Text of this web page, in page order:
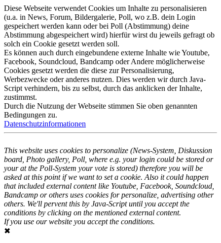
Diese Webseite verwendet Cookies um Inhalte zu personalisieren
(u.a. in News, Forum, Bildergalerie, Poll, wo z.B. dein Login
gespeichert werden kann oder bei Poll (Abstimmung) deine
Abstimmung abgespeichert wird) hierfür wirst du jeweils gefragt ob
solch ein Cookie gesetzt werden soll.
Es können auch durch eingebundene externe Inhalte wie Youtube,
Facebook, Soundcloud, Bandcamp oder Andere möglicherweise
Cookies gesetzt werden die diese zur Personalisierung,
Werbezwecke oder anderes nutzen. Dies werden wir durch Java-
Script verhindern, bis zu selbst, durch das anklicken der Inhalte,
zustimmst.
Durch die Nutzung der Webseite stimmen Sie oben genannten
Bedingungen zu.
Datenschutzinformationen
This website uses cookies to personalize (News-System, Diskussion
board, Photo gallery, Poll, where e.g. your login could be stored or
your at the Poll-System your vote is stored) therefore you will be
asked at this point if we want to set a cookie. Also it could happen
that included external content like Youtube, Facebook, Soundcloud,
Bandcamp or others uses cookies for personalize, advertising other
others. We'll pervent this by Java-Script until you accept the
conditions by clicking on the mentioned external content.
If you use our website you accept the conditions.
✖